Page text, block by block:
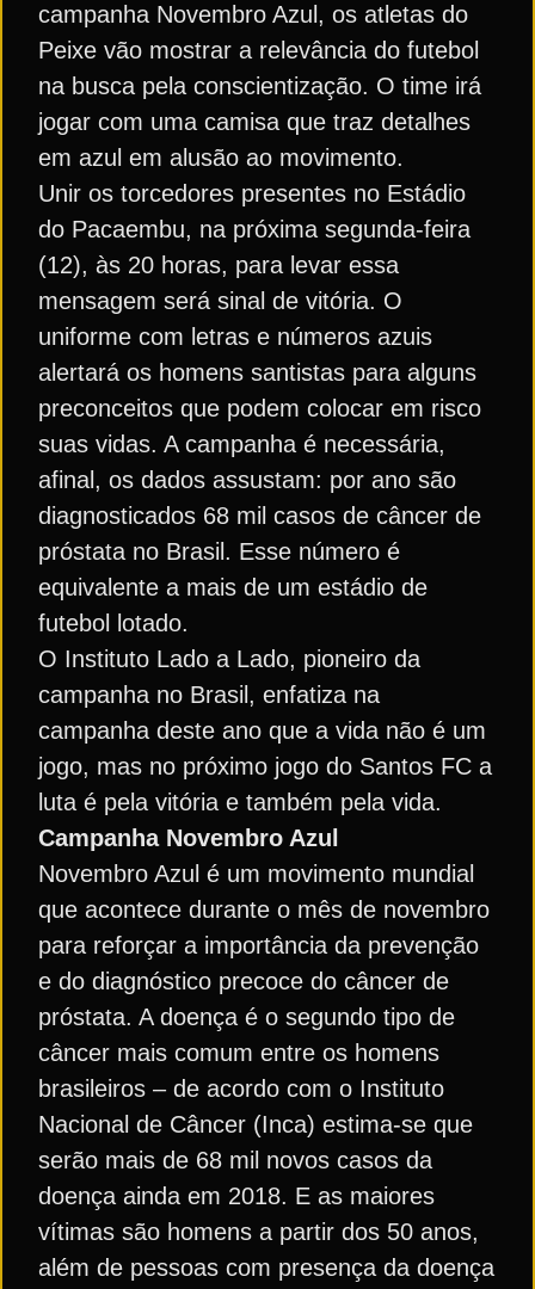
campanha Novembro Azul, os atletas do
Peixe vão mostrar a relevância do futebol
na busca pela conscientização. O time irá
jogar com uma camisa que traz detalhes
em azul em alusão ao movimento.
Unir os torcedores presentes no Estádio
do Pacaembu, na próxima segunda-feira
(12), às 20 horas, para levar essa
mensagem será sinal de vitória. O
uniforme com letras e números azuis
alertará os homens santistas para alguns
preconceitos que podem colocar em risco
suas vidas. A campanha é necessária,
afinal, os dados assustam: por ano são
diagnosticados 68 mil casos de câncer de
próstata no Brasil. Esse número é
equivalente a mais de um estádio de
futebol lotado.
O Instituto Lado a Lado, pioneiro da
campanha no Brasil, enfatiza na
campanha deste ano que a vida não é um
jogo, mas no próximo jogo do Santos FC a
luta é pela vitória e também pela vida.
Campanha Novembro Azul
Novembro Azul é um movimento mundial
que acontece durante o mês de novembro
para reforçar a importância da prevenção
e do diagnóstico precoce do câncer de
próstata. A doença é o segundo tipo de
câncer mais comum entre os homens
brasileiros – de acordo com o Instituto
Nacional de Câncer (Inca) estima-se que
serão mais de 68 mil novos casos da
doença ainda em 2018. E as maiores
vítimas são homens a partir dos 50 anos,
além de pessoas com presença da doença